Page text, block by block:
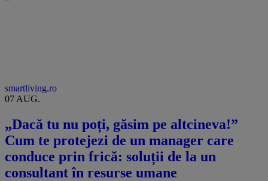
smartliving.ro
07 AUG.
„Dacă tu nu poți, găsim pe altcineva!”
Cum te protejezi de un manager care
conduce prin frică: soluții de la un
consultant în resurse umane